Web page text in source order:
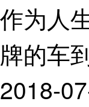
作为人
牌的车
2018-